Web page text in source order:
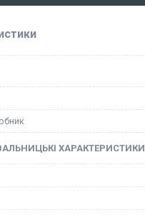
ХАРАКТЕРИСТИКИ